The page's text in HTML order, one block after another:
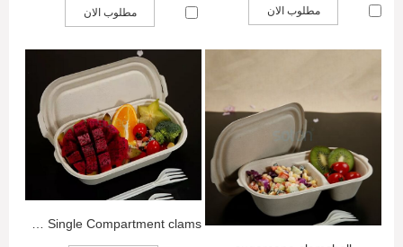
مطلوب الان مطلوب الان